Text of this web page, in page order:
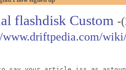
flashdisk Custom -
wiki/